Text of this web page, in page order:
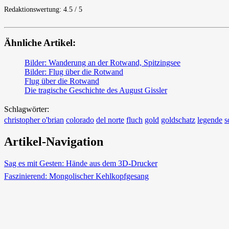
Redaktionswertung: 4.5 / 5
Ähnliche Artikel:
Bilder: Wanderung an der Rotwand, Spitzingsee
Bilder: Flug über die Rotwand
Flug über die Rotwand
Die tragische Geschichte des August Gissler
Schlagwörter:
christopher o'brian colorado del norte fluch gold goldschatz legende
Artikel-Navigation
Sag es mit Gesten: Hände aus dem 3D-Drucker
Faszinierend: Mongolischer Kehlkopfgesang